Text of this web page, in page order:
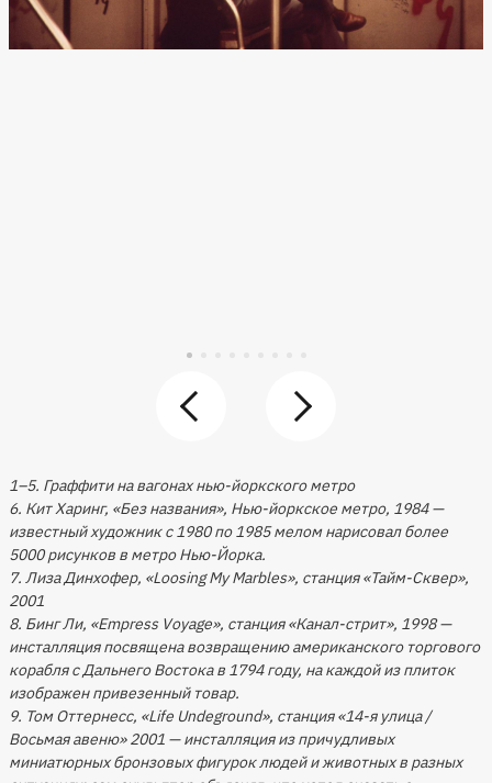
1–5. Граффити на вагонах нью-йоркского метро
6. Кит Харинг, «Без названия», Нью-йоркское метро, 1984 —
известный художник с 1980 по 1985 мелом нарисовал более
5000 рисунков в метро Нью-Йорка.
7. Лиза Динхофер, «Loosing My Marbles», станция «Тайм-Сквер»,
2001
8. Бинг Ли, «Empress Voyage», станция «Канал-стрит», 1998 —
инсталляция посвящена возвращению американского торгового
корабля с Дальнего Востока в 1794 году, на каждой из плиток
изображен привезенный товар.
9. Том Оттернесс, «Life Undeground», станция «14-я улица /
Восьмая авеню» 2001 — инсталляция из причудливых
миниатюрных бронзовых фигурок людей и животных в разных